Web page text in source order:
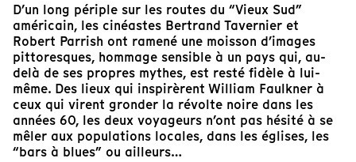
D’un long périple sur les routes du “Vieux Sud”
américain, les cinéastes Bertrand Tavernier et
Robert Parrish ont ramené une moisson d’images
pittoresques, hommage sensible à un pays qui, au-
delà de ses propres mythes, est resté fidèle à lui-
même. Des lieux qui inspirèrent William Faulkner à
ceux qui virent gronder la révolte noire dans les
années 60, les deux voyageurs n’ont pas hésité à se
mêler aux populations locales, dans les églises, les
“bars à blues” ou ailleurs…